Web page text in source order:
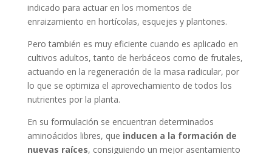
indicado para actuar en los momentos de
enraizamiento en hortícolas, esquejes y plantones.
Pero también es muy eficiente cuando es aplicado en
cultivos adultos, tanto de herbáceos como de frutales,
actuando en la regeneración de la masa radicular, por
lo que se optimiza el aprovechamiento de todos los
nutrientes por la planta.
En su formulación se encuentran determinados
aminoácidos libres, que inducen a la formación de
nuevas raíces, consiguiendo un mejor asentamiento